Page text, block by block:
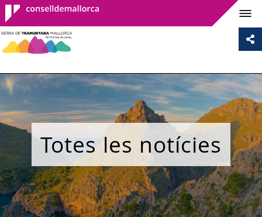
Consell de
Mallorca
Totes les notícies